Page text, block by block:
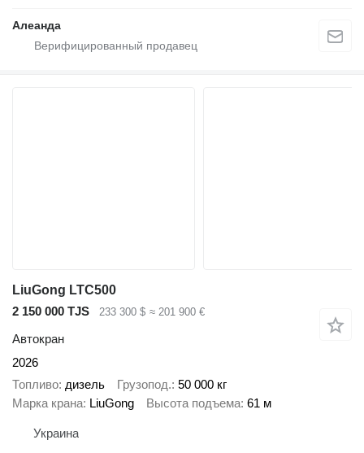
Алеанда
LiuGong LTC500
2 150 000 TJS
233 300 $ ≈ 201 900 €
Автокран
2026
Топливо дизель Грузопод. 50 000 кг
Марка крана LiuGong Высота подъема 61 м
Украина